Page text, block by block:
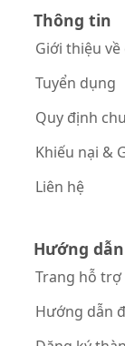
Thông tin
Giới thiệu
Tuyển dụng
Quy định
Khiếu nại &
Liên hệ
Hướng
Trang hỗ trợ
Hướng dẫn